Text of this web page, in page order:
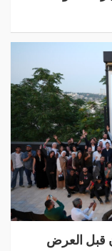
قبل العرض